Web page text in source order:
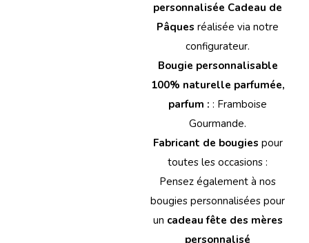
personnalisée Cadeau de
Pâques réalisée via notre
configurateur.
Bougie personnalisable
100% naturelle parfumée,
parfum : : Framboise
Gourmande.
Fabricant de bougies pour
toutes les occasions :
Pensez également à nos
bougies personnalisées pour
un cadeau fête des mères
personnalisé